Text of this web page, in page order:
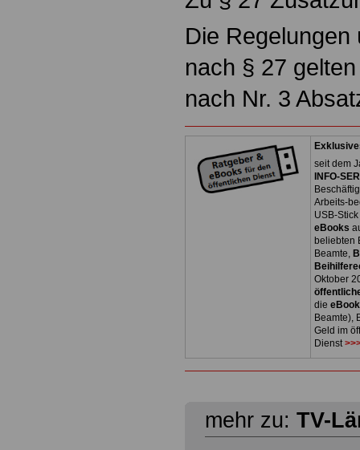
Die
nach § 27
nach Nr. 3
seit dem
INFO-
Arbeits-
USB-
eBooks
beliebten
Beamte,
Oktober
die
Beamte),
Geld im
Dienst
mehr zu: TV-